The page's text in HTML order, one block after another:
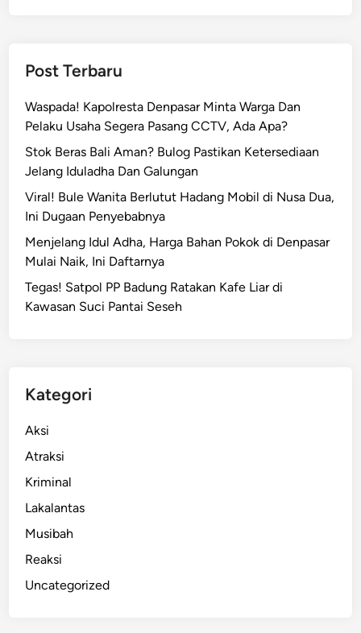
Post Terbaru
Waspada! Kapolresta Denpasar Minta Warga Dan
Pelaku Usaha Segera Pasang CCTV, Ada Apa?
Stok Beras Bali Aman? Bulog Pastikan Ketersediaan
Jelang Iduladha Dan Galungan
Viral! Bule Wanita Berlutut Hadang Mobil di Nusa Dua,
Ini Dugaan Penyebabnya
Menjelang Idul Adha, Harga Bahan Pokok di Denpasar
Mulai Naik, Ini Daftarnya
Tegas! Satpol PP Badung Ratakan Kafe Liar di
Kawasan Suci Pantai Seseh
Kategori
Aksi
Atraksi
Kriminal
Lakalantas
Musibah
Reaksi
Uncategorized